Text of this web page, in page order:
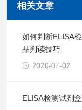
相关文章
如何判断ELISA
品判读技巧
2026-07-02
ELISA检测试剂